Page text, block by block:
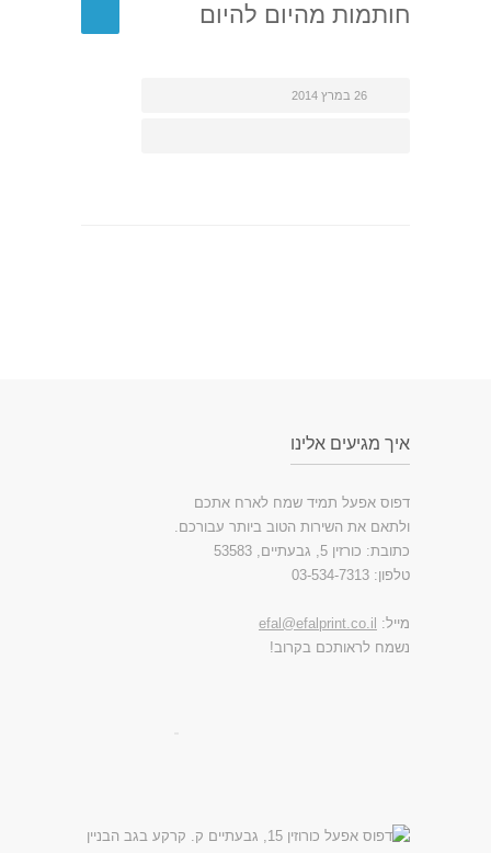
חותמות מהיום להיום
26 במרץ 2014
איך מגיעים אלינו
דפוס אפעל תמיד שמח לארח אתכם
ולתאם את השירות הטוב ביותר עבורכם.
כתובת: כורזין 5, גבעתיים, 53583
טלפון: 03-534-7313
מייל: efal@efalprint.co.il
נשמח לראותכם בקרוב!